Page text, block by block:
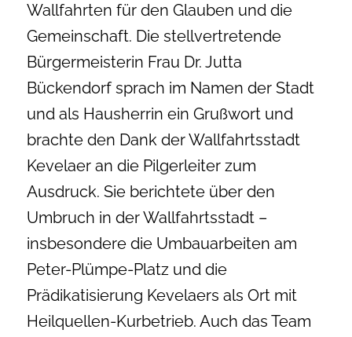
Wallfahrten für den Glauben und die
Gemeinschaft. Die stellvertretende
Bürgermeisterin Frau Dr. Jutta
Bückendorf sprach im Namen der Stadt
und als Hausherrin ein Grußwort und
brachte den Dank der Wallfahrtsstadt
Kevelaer an die Pilgerleiter zum
Ausdruck. Sie berichtete über den
Umbruch in der Wallfahrtsstadt –
insbesondere die Umbauarbeiten am
Peter-Plümpe-Platz und die
Prädikatisierung Kevelaers als Ort mit
Heilquellen-Kurbetrieb. Auch das Team